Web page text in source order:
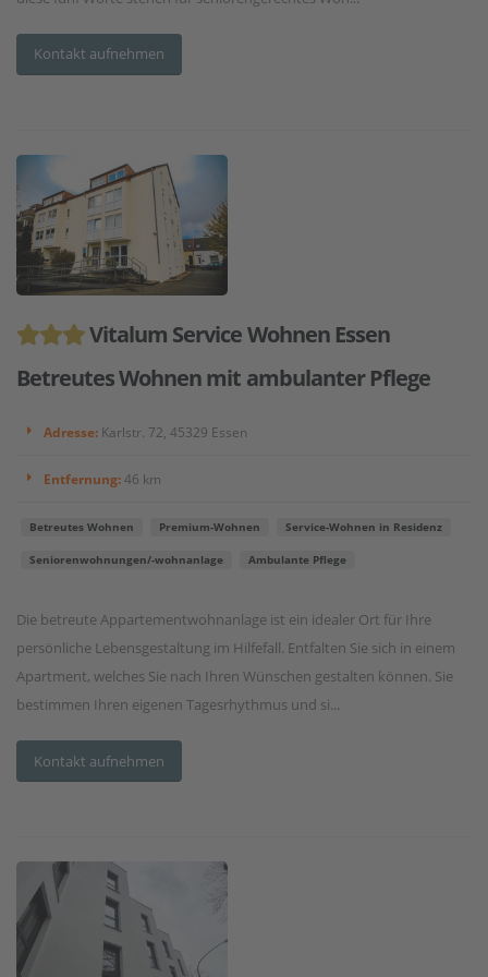
Kontakt aufnehmen
Vitalum Service Wohnen Essen
Betreutes Wohnen mit ambulanter Pflege
Adresse: Karlstr. 72, 45329 Essen
Entfernung:46 km
Betreutes Wohnen Premium-Wohnen Service-Wohnen in Residenz
Seniorenwohnungen/-wohnanlage Ambulante Pflege
Die betreute Appartementwohnanlage ist ein idealer Ort für Ihre
persönliche Lebensgestaltung im Hilfefall. Entfalten Sie sich in einem
Apartment, welches Sie nach Ihren Wünschen gestalten können. Sie
bestimmen Ihren eigenen Tagesrhythmus und si...
Kontakt aufnehmen